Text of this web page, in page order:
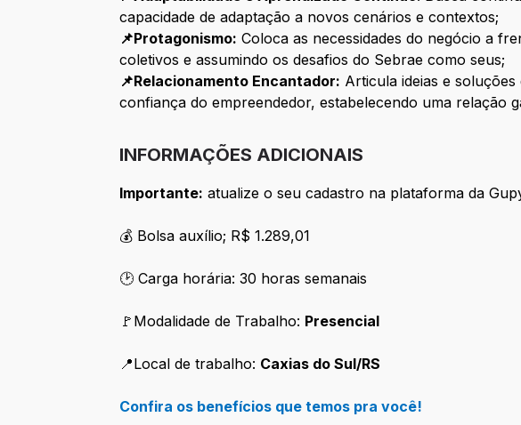
capacidade de adaptação a novos cenários e contextos;
📌Protagonismo: Coloca as necessidades do negócio a
coletivos e assumindo os desafios do Sebrae como seus;
📌Relacionamento Encantador: Articula ideias e
confiança do empreendedor, estabelecendo uma relação
INFORMAÇÕES ADICIONAIS
Importante: atualize o seu cadastro na plataforma da
💰 Bolsa auxílio; R$ 1.289,01
🕑 Carga horária: 30 horas semanais
🚩 Modalidade de Trabalho: Presencial
📍Local de trabalho: Caxias do Sul/RS
Confira os benefícios que temos pra você!